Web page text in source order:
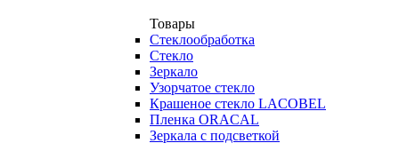
Товары
Стеклообработка
Стекло
Зеркало
Узорчатое стекло
Крашеное стекло LACOBEL
Пленка ORACAL
Зеркала с подсветкой